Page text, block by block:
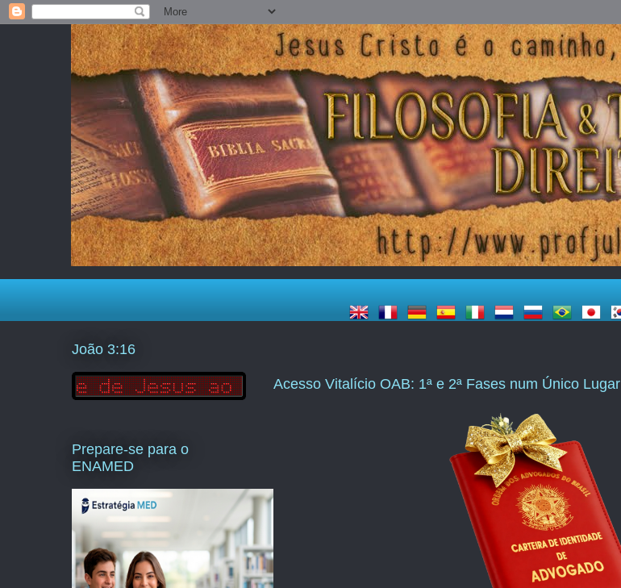
Acesso Vitalício OAB: 1ª e 2ª Fases num Único Lugar
João 3:16
Prepare-se para o
ENAMED